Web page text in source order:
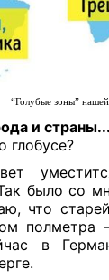
“Голубые зоны”
и
глобусе?
было со
что
в